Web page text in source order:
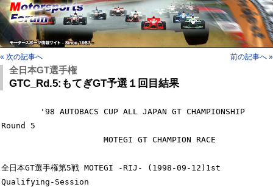
« 次の記事へ 前の記事へ »
全日本GT選手権
GTC_Rd.5:もてぎGT予選１回目結果
Round 5
全日本GT選手権第5戦 MOTEGI -RIJ- (1998-09-12)1st
Qualifying-Session